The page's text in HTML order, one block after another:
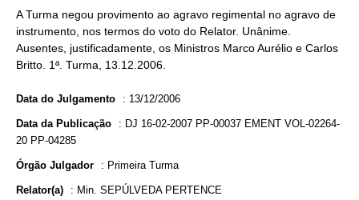
A Turma negou provimento ao agravo regimental no agravo de
instrumento, nos termos do voto do Relator. Unânime.
Ausentes, justificadamente, os Ministros Marco Aurélio e Carlos
Britto. 1ª. Turma, 13.12.2006.
Data do Julgamento : 13/12/2006
Data da Publicação : DJ 16-02-2007 PP-00037 EMENT VOL-02264-
20 PP-04285
Órgão Julgador : Primeira Turma
Relator(a) : Min. SEPÚLVEDA PERTENCE